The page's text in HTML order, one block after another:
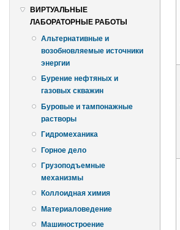
ВИРТУАЛЬНЫЕ
ЛАБОРАТОРНЫЕ РАБОТЫ
Альтернативные и
возобновляемые источники
энергии
Бурение нефтяных и
газовых скважин
Буровые и тампонажные
растворы
Гидромеханика
Горное дело
Грузоподъемные
механизмы
Коллоидная химия
Материаловедение
Машиностроение